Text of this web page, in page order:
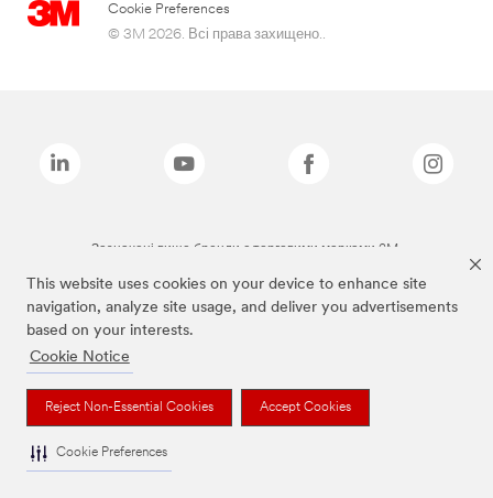
This website uses cookies on your device to enhance site
navigation, analyze site usage, and deliver you advertisements
based on your interests.
Cookie Notice
Reject Non-Essential Cookies Accept Cookies
Cookie Preferences
Cookie Preferences
© 3M 2026. Всі права захищено..
Зазначені вище бренди є торговими марками 3M.